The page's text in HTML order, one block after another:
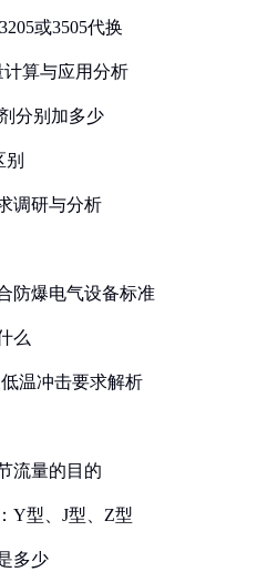
或3505代换
计算与应用分析
分别加多少
调研与分析
防爆电气设备标准
么
温冲击要求解析
流量的目的
Y型、J型、Z型
多少